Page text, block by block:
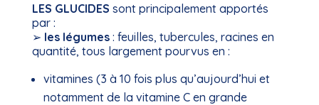
LES GLUCIDES sont principalement apportés
par :
➢ les légumes: feuilles, tubercules, racines en
quantité, tous largement pourvus en :
vitamines (3 à 10 fois plus qu’aujourd’hui et
notamment de la vitamine C en grande